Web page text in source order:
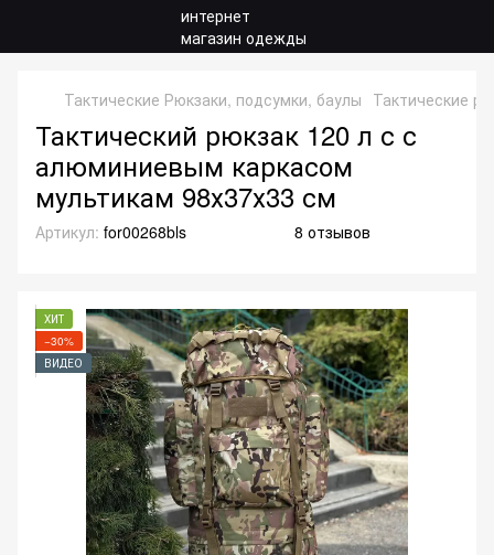
Тактические Рюкзаки, подсумки, баулы Тактические
Тактический рюкзак 120 л с с
алюминиевым каркасом
мультикам 98х37х33 см
Артикул: for00268bls 8 отзывов
ХИТ
−30%
ВИДЕО